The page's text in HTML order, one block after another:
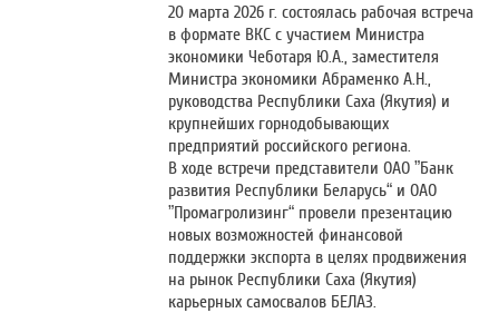
20 марта 2026 г. состоялась рабочая встреча
в формате ВКС с участием Министра
экономики Чеботаря Ю.А., заместителя
Министра экономики Абраменко А.Н.,
руководства Республики Саха (Якутия) и
крупнейших горнодобывающих
предприятий российского региона.
В ходе встречи представители ОАО ”Банк
развития Республики Беларусь“ и ОАО
”Промагролизинг“ провели презентацию
новых возможностей финансовой
поддержки экспорта в целях продвижения
на рынок Республики Саха (Якутия)
карьерных самосвалов БЕЛАЗ.